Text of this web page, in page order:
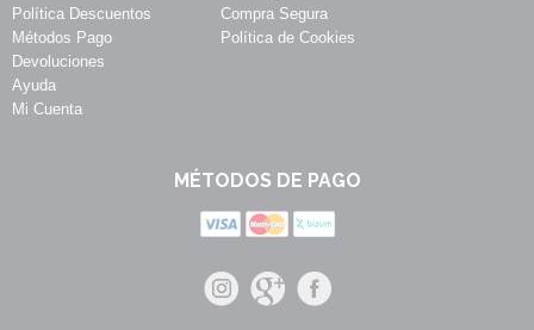
Política Descuentos
Métodos Pago
Devoluciones
Ayuda
Mi Cuenta
Compra Segura
Política de Cookies
MÉTODOS DE PAGO